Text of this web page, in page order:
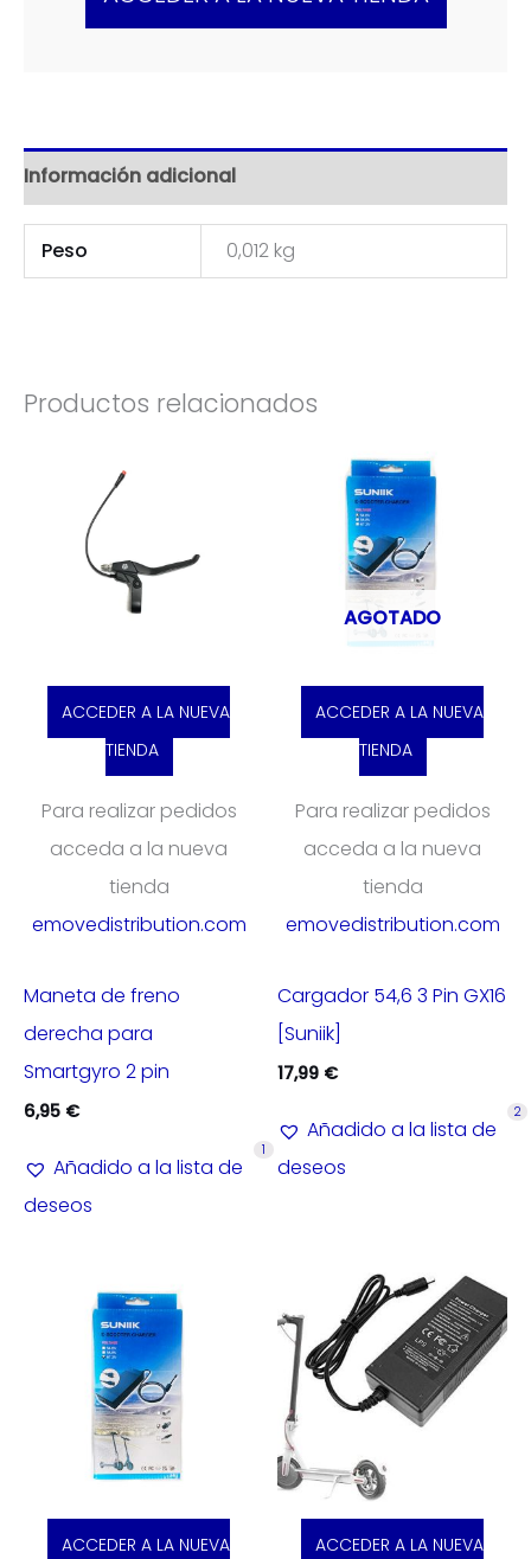
Información adicional
Peso 0,012 kg
Productos relacionados
ACCEDER A LA NUEVA
TIENDA
Para realizar pedidos
acceda a la nueva
tienda
emovedistribution.com
Maneta de freno
derecha para
Smartgyro 2 pin
6,95 €
Añadido a la lista de
deseos
1
AGOTADO
ACCEDER A LA NUEVA
TIENDA
Para realizar pedidos
acceda a la nueva
tienda
emovedistribution.com
Cargador 54,6 3 Pin GX16
[Suniik]
17,99 €
Añadido a la lista de
deseos
2
ACCEDER A LA NUEVA
ACCEDER A LA NUEVA